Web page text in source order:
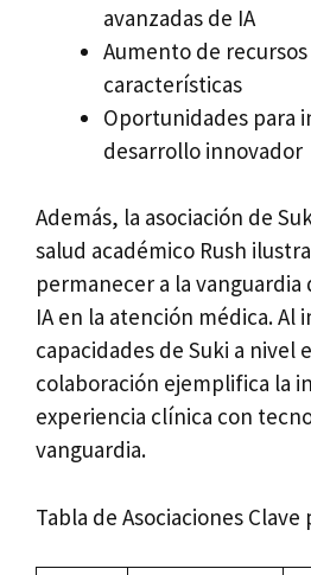
avanzadas de IA
Aumento de
características
Oportunidades para
desarrollo innovador
Además, la asociación de
salud académico Rush
permanecer a la
IA en la atención médica. Al
capacidades de Suki a nivel
colaboración ejemplifica la
experiencia clínica con
vanguardia.
Tabla de Asociaciones Clave